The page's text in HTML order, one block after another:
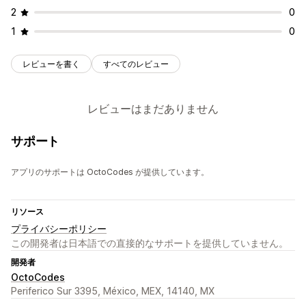
2
0
1
0
レビューを書く すべてのレビュー
レビューはまだありません
サポート
アプリのサポートは OctoCodes が提供しています。
リソース
プライバシーポリシー
この開発者は日本語での直接的なサポートを提供していません。
開発者
OctoCodes
Periferico Sur 3395, México, MEX, 14140, MX